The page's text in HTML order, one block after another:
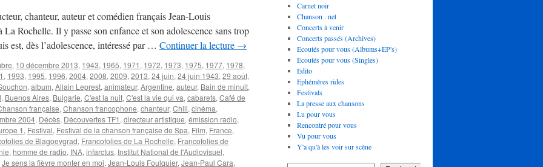
chanteur, auteur et comédien français Jean-Louis
Rochelle. Il y passe son enfance et son adolescence sans trop
est, dès l’adolescence, intéressé par … Continuer la lecture →
, 10 décembre 2013, 1943, 1965, 1971 , 1972, 1973, 1975, 1977, 1978,
, 1993, 1995, 1996, 2004, 2008, 2009, 2013, 24 juin, 24 juin 1943, 29 août,
, album, Allain Leprest, animateur, Argentine, auteur, Bain de minuit,
, Buenos Aires, Bulgarie, C'est la nuit, C'est la vie qui va, cabarets, Café de
française, Chanson francophone, chanteur, Chili, cinéma,
2004, Décès, Découvertes TF1 , directeur artistique, émission radio,
1 , Festival, Festival de la chanson française de Spa, Film, France,
de Blagoevgrad, Francofolies de La Rochelle, Francofolies de
, homme de radio, INA, infarctus, Institut National de l'Audiovisuel,
Je sens la fièvre monter en moi, Jean-Louis Foulquier, Jean-Paul Cara,
Carnet noir
Chanson . net
Concerts à venir
Concerts passés (Archives)
Ecoutés pour vous (Albums+EP's)
Ecoutés pour vous (Singles)
Edito
Ephémères rides
Festivals
La presse aux chansons
Lu pour vous
Rencontré pour vous
Vu pour vous
Y'a qu'à les voir sur scène